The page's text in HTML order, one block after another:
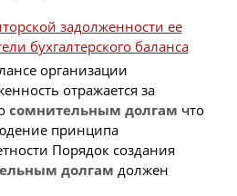
задолженности ее
бухгалтерского баланса
организации
отражается за
сомнительным долгам что
принципа
Порядок создания
долгам должен